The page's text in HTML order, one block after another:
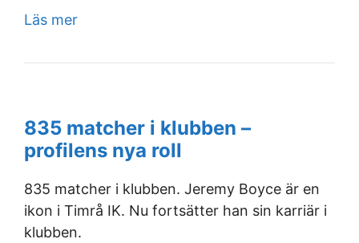
Läs mer
835 matcher i klubben –
profilens nya roll
835 matcher i klubben. Jeremy Boyce är en
ikon i Timrå IK. Nu fortsätter han sin karriär i
klubben.